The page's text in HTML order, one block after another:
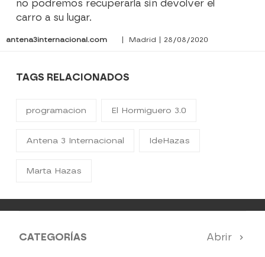
no podremos recuperarla sin devolver el
carro a su lugar.
antena3internacional.com | Madrid | 28/08/2020
TAGS RELACIONADOS
programacion El Hormiguero 3.0
Antena 3 Internacional IdeHazas
Marta Hazas
CATEGORÍAS Abrir